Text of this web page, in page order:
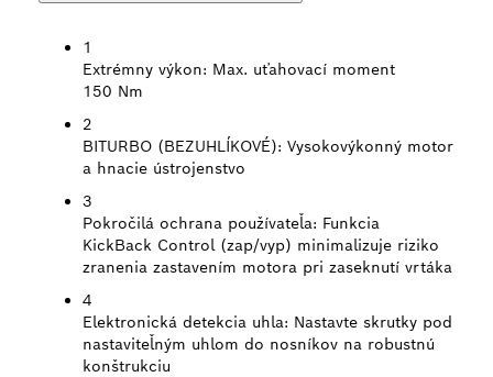
1
Extrémny výkon: Max. uťahovací moment
150 Nm
2
BITURBO (BEZUHLÍKOVÉ): Vysokovýkonný motor
a hnacie ústrojenstvo
3
Pokročilá ochrana používateľa: Funkcia
KickBack Control (zap/vyp) minimalizuje riziko
zranenia zastavením motora pri zaseknutí vrtáka
4
Elektronická detekcia uhla: Nastavte skrutky pod
nastaviteľným uhlom do nosníkov na robustnú
konštrukciu